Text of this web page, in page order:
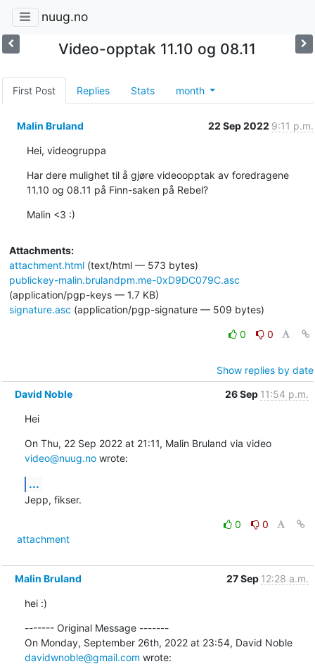
nuug.no
Video-opptak 11.10 og 08.11
First Post Replies Stats month
Malin Bruland 22 Sep 2022 9:11 p.m.
Hei, videogruppa
Har dere mulighet til å gjøre videoopptak av foredragene
11.10 og 08.11 på Finn-saken på Rebel?
Malin <3 :)
Attachments:
attachment.html(text/html — 573 bytes)
publickey-malin.brulandpm.me-0xD9DC079C.asc
(application/pgp-keys — 1.7 KB)
signature.asc (application/pgp-signature — 509 bytes)
0 0
Show replies by date
David Noble
26 Sep 11:54 p.m.
Hei
On Thu, 22 Sep 2022 at 21:11, Malin Bruland via video
video@nuug.no wrote:
...
Jepp, fikser.
0
0
attachment
Malin Bruland 27 Sep 12:28 a.m.
hei :)
------- Original Message -------
On Monday, September 26th, 2022 at 23:54, David Noble
davidwnoble@gmail.com wrote: